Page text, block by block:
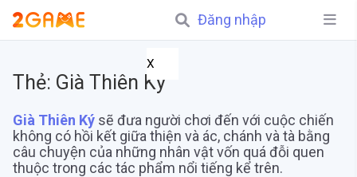
Đăng nhập
X
Thẻ: Già Thiên Ký
Già Thiên Ký sẽ đưa người chơi đến với cuộc chiến
không có hồi kết giữa thiện và ác, chánh và tà bằng
câu chuyện của những nhân vật vốn quá đỗi quen
thuộc trong các tác phẩm nổi tiếng kể trên.